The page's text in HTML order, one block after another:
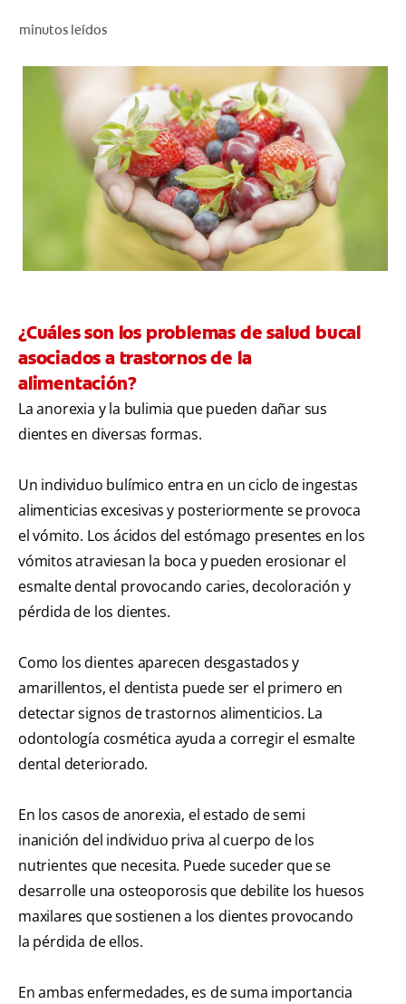
PARA PROFESIONALES
CUPONES
DÓNDE COMPRAR
minutos leídos
¿Cuáles son los problemas de salud bucal
asociados a trastornos de la
alimentación?
La anorexia y la bulimia que pueden dañar sus
dientes en diversas formas.
Un individuo bulímico entra en un ciclo de ingestas
alimenticias excesivas y posteriormente se provoca
el vómito. Los ácidos del estómago presentes en los
vómitos atraviesan la boca y pueden erosionar el
esmalte dental provocando caries, decoloración y
pérdida de los dientes.
Como los dientes aparecen desgastados y
amarillentos, el dentista puede ser el primero en
detectar signos de trastornos alimenticios. La
odontología cosmética ayuda a corregir el esmalte
dental deteriorado.
En los casos de anorexia, el estado de semi
inanición del individuo priva al cuerpo de los
nutrientes que necesita. Puede suceder que se
desarrolle una osteoporosis que debilite los huesos
maxilares que sostienen a los dientes provocando
la pérdida de ellos.
En ambas enfermedades, es de suma importancia